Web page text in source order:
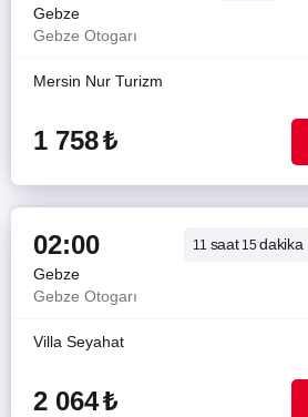
Gebze
Gebze Otogarı
Mersin Nur Turizm
1 758₺
02:00 11 saat15dakika
Gebze
Gebze Otogarı
Villa Seyahat
2 064₺